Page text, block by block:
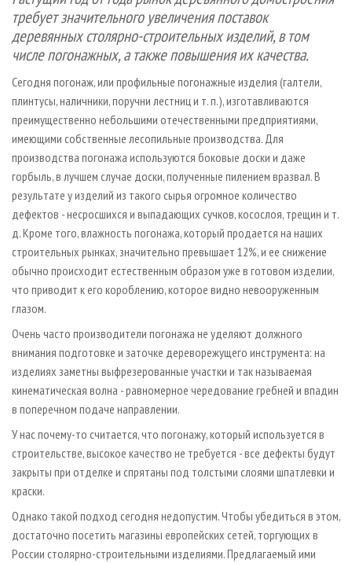
СУШКА ДРЕВЕСИНЫ
ПРОИЗВОДСТВО ДРЕВЕСНЫХ ПЛИТ
ДЕРЕВЯННОЕ ДОМОСТРОЕНИЕ
ПРОИЗВОДСТВО МЕБЕЛИ
БИОЭНЕРГЕТИКА
ЦБП
ИНСТРУМЕНТ И МАТЕРИАЛЫ
ПЕРСОНЫ
МОБИЛЬНЫЕ ВЫСТАВКИ
ОФИЦИАЛЬНЫЕ ДЕЛЕГАЦИИ
ПРИОРИТЕТНЫЕ ИНВЕСТПРОЕКТЫ
RUSSIAN FORESTRY REVIEW
ГАЗЕТА ЛЕСПРОМФОРУМ
БИБЛИОТЕКА СПЕЦИАЛИСТА
КОНТАКТЫ
РЕКЛАМА
РЕКЛАМА НА САЙТЕ
требует значительного увеличения поставок
деревянных столярно-строительных изделий, в том
числе погонажных,а также повышения их качества.
Сегодня погонаж, или профильные погонажные изделия (галтели,
плинтусы, наличники, поручни лестниц и т. п.), изготавливаются
преимущественно небольшими отечественными предприятиями,
имеющими собственные лесопильные производства. Для
производства погонажа используются боковые доски и даже
горбыль, в лучшем случае доски, полученные пилением вразвал. В
результате у изделий из такого сырья огромное количество
дефектов - несросшихся и выпадающих сучков, косослоя, трещин и т.
д. Кроме того, влажность погонажа, который продается на наших
строительных рынках, значительно превышает 12%, и ее снижение
обычно происходит естественным образом уже в готовом изделии,
что приводит к его короблению, которое видно невооруженным
глазом.
Очень часто производители погонажа не уделяют должного
внимания подготовке и заточке дереворежущего инструмента: на
изделиях заметны выфрезерованные участки и так называемая
кинематическая волна - равномерное чередование гребней и впадин
в поперечном подаче направлении.
У нас почему-то считается, что погонажу, который используется в
строительстве, высокое качество не требуется - все дефекты будут
закрыты при отделке и спрятаны под толстыми слоями шпатлевки и
краски.
Однако такой подход сегодня недопустим. Чтобы убедиться в этом,
достаточно посетить магазины европейских сетей, торгующих в
России столярно-строительными изделиями. Предлагаемый ими